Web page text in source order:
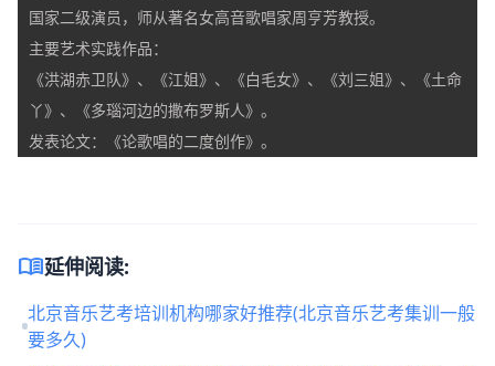
国家二级演员，师从著名女高音歌唱家周亨芳教授。
主要艺术实践作品：
《洪湖赤卫队》、《江姐》、《白毛女》、《刘三姐》、《土命
丫》、《多瑙河边的撒布罗斯人》。
发表论文：《论歌唱的二度创作》。
menu_book延伸阅读:
北京音乐艺考培训机构哪家好推荐(北京音乐艺考集训一般
要多久)